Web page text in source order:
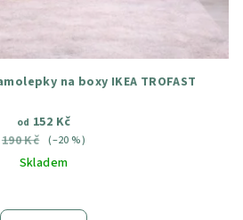
na boxy IKEA TROFAST
od 152 Kč
190 Kč (–20 %)
Skladem
hodnocení